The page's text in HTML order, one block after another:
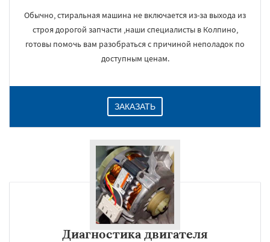
Обычно, стиральная машина не включается из-за выхода из
строя дорогой запчасти ,наши специалисты в Колпино,
готовы помочь вам разобраться с причиной неполадок по
доступным ценам.
ЗАКАЗАТЬ
Диагностика двигателя